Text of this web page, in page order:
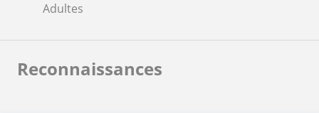
Adultes
Reconnaissances